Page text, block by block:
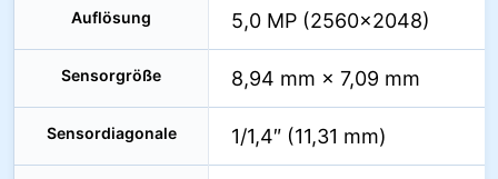
Auflösung 5,0 MP (2560×2048)
Sensorgröße 8,94 mm × 7,09 mm
Sensordiagonale 1/1,4″ (11,31 mm)